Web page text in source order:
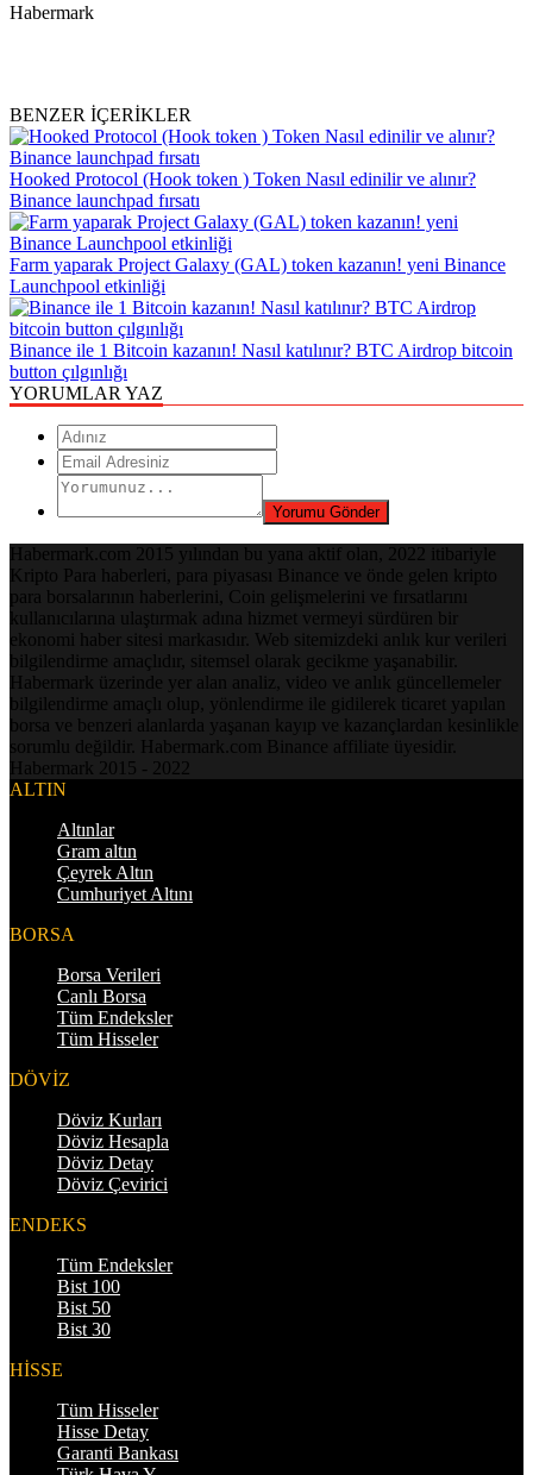
Habermark
BENZER İÇERİKLER
Hooked Protocol (Hook token ) Token Nasıl edinilir ve alınır?
Binance launchpad fırsatı
Farm yaparak Project Galaxy (GAL) token kazanın! yeni Binance
Launchpool etkinliği
Binance ile 1 Bitcoin kazanın! Nasıl katılınır? BTC Airdrop bitcoin
button çılgınlığı
YORUMLAR YAZ
Habermark.com 2015 yılından bu yana aktif olan, 2022 itibariyle
Kripto Para haberleri, para piyasası Binance ve önde gelen kripto
para borsalarının haberlerini, Coin gelişmelerini ve fırsatlarını
kullanıcılarına ulaştırmak adına hizmet vermeyi sürdüren bir
ekonomi haber sitesi markasıdır. Web sitemizdeki anlık kur verileri
bilgilendirme amaçlıdır, sitemsel olarak gecikme yaşanabilir.
Habermark üzerinde yer alan analiz, video ve anlık güncellemeler
bilgilendirme amaçlı olup, yönlendirme ile gidilerek ticaret yapılan
borsa ve benzeri alanlarda yaşanan kayıp ve kazançlardan kesinlikle
sorumlu değildir. Habermark.com Binance affiliate üyesidir.
Habermark 2015 - 2022
ALTIN
Altınlar
Gram altın
Çeyrek Altın
Cumhuriyet Altını
BORSA
Borsa Verileri
Canlı Borsa
Tüm Endeksler
Tüm Hisseler
DÖVİZ
Döviz Kurları
Döviz Hesapla
Döviz Detay
Döviz Çevirici
ENDEKS
Tüm Endeksler
Bist 100
Bist 50
Bist 30
HİSSE
Tüm Hisseler
Hisse Detay
Garanti Bankası